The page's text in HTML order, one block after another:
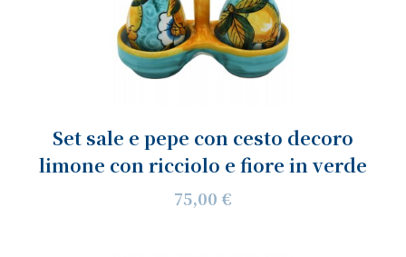
Set sale e pepe con cesto decoro
limone con ricciolo e fiore in verde
75,00 €